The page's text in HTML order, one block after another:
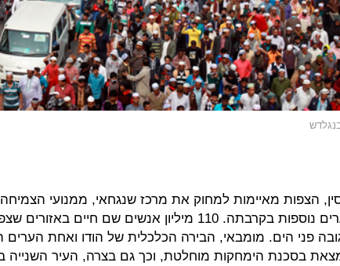
הצפות מאיימות למחוק את מרכז שנגחאי, ממנועי
וערים נוספות בקרבתה. 110 מיליון אנשים שם חיים
פני הים. מומבאי, הבירה הכלכלית של הודו ואחת הערים
בסכנת הימחקות מוחלטת, וכך גם בצרה, העיר השנייה